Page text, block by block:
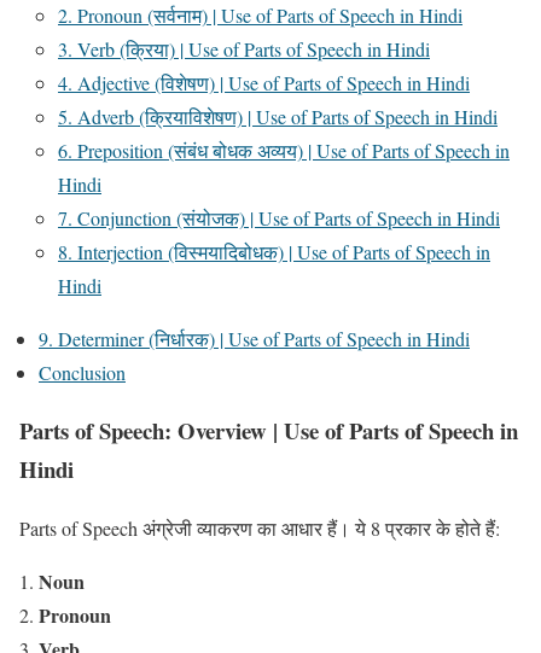
2. Pronoun (सर्वनाम) | Use of Parts of Speech in Hindi
3. Verb (क्रिया) | Use of Parts of Speech in Hindi
4. Adjective (विशेषण) | Use of Parts of Speech in Hindi
5. Adverb (क्रियाविशेषण) | Use of Parts of Speech in Hindi
6. Preposition (संबंध बोधक अव्यय) | Use of Parts of Speech in
Hindi
7. Conjunction (संयोजक) | Use of Parts of Speech in Hindi
8. Interjection (विस्मयादिबोधक) | Use of Parts of Speech in
Hindi
9. Determiner (निर्धारक) | Use of Parts of Speech in Hindi
Conclusion
Parts of Speech: Overview | Use of Parts of Speech in
Hindi
Parts of Speech अंग्रेजी व्याकरण का आधार हैं। ये 8 प्रकार के होते हैं:
Noun
Pronoun